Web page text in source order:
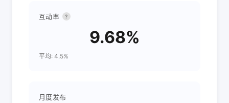
互动率 ?
9.68%
平均: 4.5%
月度发布